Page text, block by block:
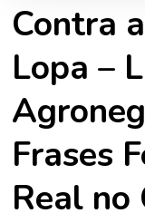
Contra
Lopa –
Frases
Real no